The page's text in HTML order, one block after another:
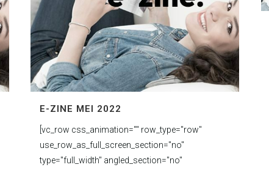
E-ZINE MEI 2022
[vc_row css_animation="" row_type="row"
use_row_as_full_screen_section="no"
type="full_width" angled_section="no"